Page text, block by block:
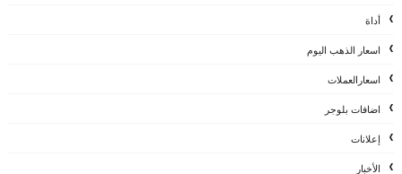
أداة
اسعار الذهب اليوم
اسعارالعملات
اضافات بلوجر
إعلانات
الأخبار